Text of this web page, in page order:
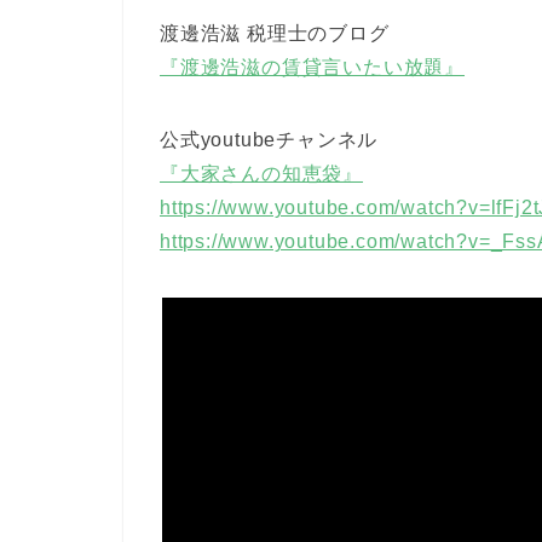
渡邊浩滋 税理士のブログ
『渡邊浩滋の賃貸言いたい放題』
公式youtubeチャンネル
『大家さんの知恵袋』
https://www.youtube.com/
https://www.youtube.com/